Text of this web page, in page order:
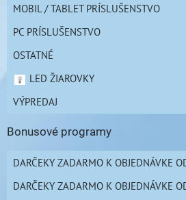
MOBIL / TABLET PRÍSLUŠENSTVO
PC PRÍSLUŠENSTVO
OSTATNÉ
LED ŽIAROVKY
VÝPREDAJ
Bonusové programy
DARČEKY ZADARMO K OBJEDNÁVKE
DARČEKY ZADARMO K OBJEDNÁVKE